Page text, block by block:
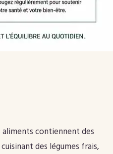
contiennent des
des légumes frais,